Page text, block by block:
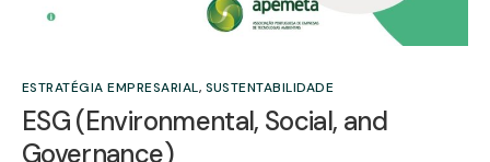
ESTRATÉGIA EMPRESARIAL, SUSTENTABILIDADE
ESG (Environmental, Social, and
Governance)